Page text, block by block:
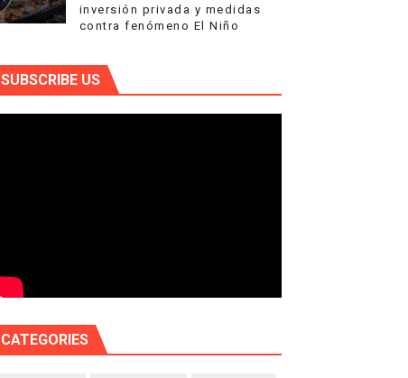
inversión privada y medidas
contra fenómeno El Niño
SUBSCRIBE US
CATEGORIES